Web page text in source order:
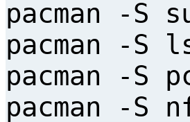
pacman -S
pacman -S
pacman -S
pacman -S